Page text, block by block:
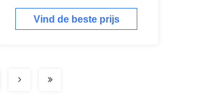
Hardness for Efficient Cleaning
Vind de beste prijs